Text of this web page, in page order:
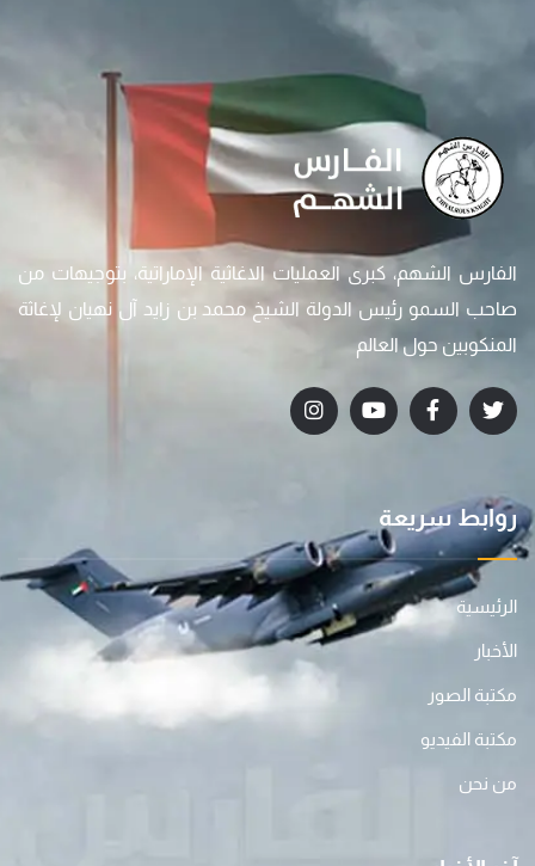
الفارس الشهم، كبرى العمليات الاغاثية الإماراتية، بتوجيهات من
صاحب السمو رئيس الدولة الشيخ محمد بن زايد آل نهيان لإغاثة
المنكوبين حول العالم
روابط سريعة
الرئيسية
الأخبار
مكتبة الصور
مكتبة الفيديو
من نحن